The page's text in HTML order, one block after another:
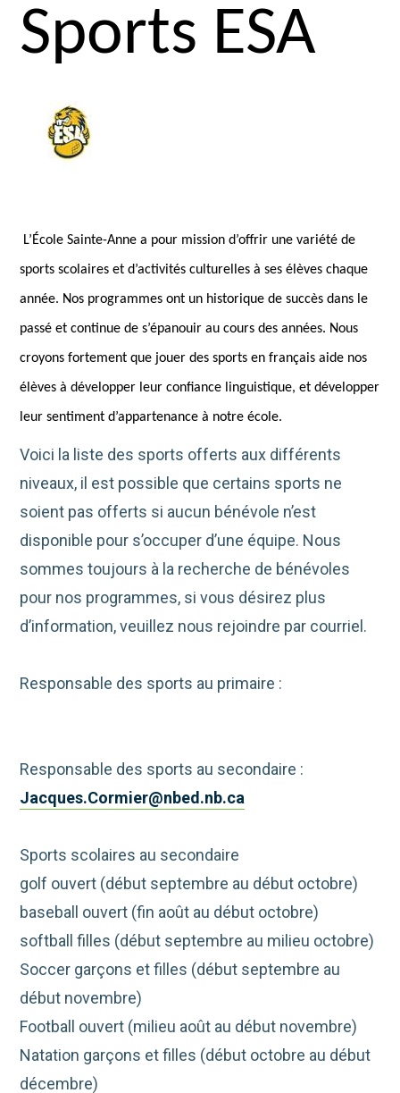
Sports ESA
L’École Sainte-Anne a pour mission d’offrir une variété de
sports scolaires et d’activités culturelles à ses élèves chaque
année. Nos programmes ont un historique de succès dans le
passé et continue de s’épanouir au cours des années. Nous
croyons fortement que jouer des sports en français aide nos
élèves à développer leur confiance linguistique, et développer
leur sentiment d’appartenance à notre école.
Voici la liste des sports offerts aux différents
niveaux, il est possible que certains sports ne
soient pas offerts si aucun bénévole n’est
disponible pour s’occuper d’une équipe. Nous
sommes toujours à la recherche de bénévoles
pour nos programmes, si vous désirez plus
d’information, veuillez nous rejoindre par courriel.
Responsable des sports au primaire :
Responsable des sports au secondaire :
Jacques.Cormier@nbed.nb.ca
Sports scolaires au secondaire
golf ouvert (début septembre au début octobre)
baseball ouvert (fin août au début octobre)
softball filles (début septembre au milieu octobre)
Soccer garçons et filles (début septembre au
début novembre)
Football ouvert (milieu août au début novembre)
Natation garçons et filles (début octobre au début
décembre)